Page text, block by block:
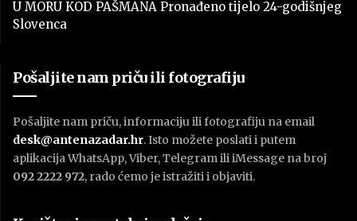
U MORU KOD PAŠMANA Pronađeno tijelo 24-godišnjeg
Slovenca
Pošaljite nam priču ili fotografiju
Pošaljite nam priču, informaciju ili fotografiju na email
desk@antenazadar.hr. Isto možete poslati i putem
aplikacija WhatsApp, Viber, Telegram ili iMessage na broj
092 2222 972, rado ćemo je istražiti i objaviti.